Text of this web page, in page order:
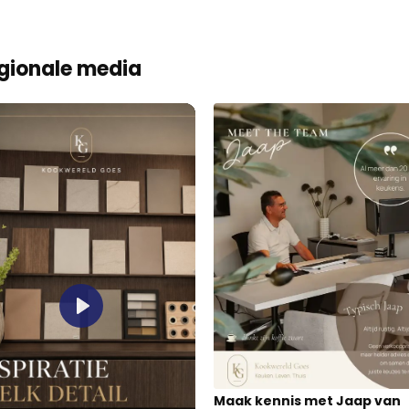
media
Play
Maak kennis met Jaap van